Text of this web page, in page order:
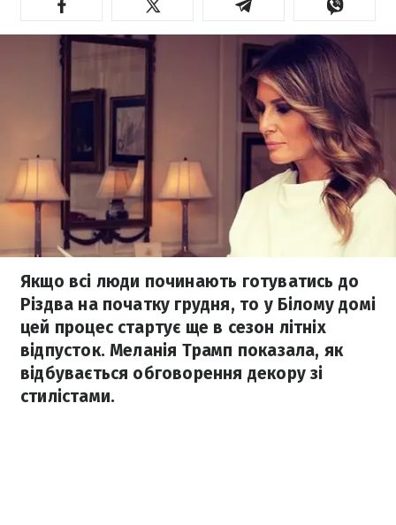
Якщо всі люди починають готуватись до
Різдва на початку грудня, то у Білому домі
цей процес стартує ще в сезон літніх
відпусток. Меланія Трамп показала, як
відбувається обговорення декору зі
стилістами.